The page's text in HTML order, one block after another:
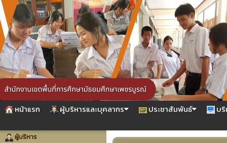
หน้าแรก ผู้บริหารและบุคลากร ประชาสัมพันธ์ บ
ผู้บริหาร